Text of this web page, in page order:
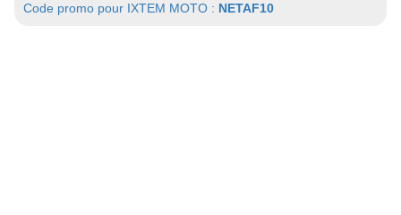
Code promo pour IXTEM MOTO : NETAF10